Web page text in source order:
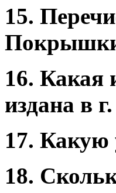
15.
16. Какая
издана в
17.
18.